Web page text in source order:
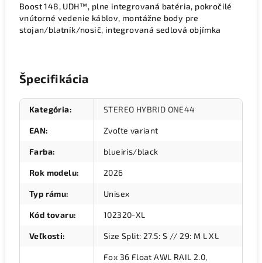
Boost 148, UDH™, plne integrovaná batéria, pokročilé
vnútorné vedenie káblov, montážne body pre
stojan/blatník/nosič, integrovaná sedlová objímka
Špecifikácia
Kategória: STEREO HYBRID ONE44
EAN: Zvoľte variant
Farba: blueiris/black
Rok modelu: 2026
Typ rámu: Unisex
Kód tovaru: 102320-XL
Veľkosti: Size Split: 27.5: S // 29: M L XL
Fox 36 Float AWL RAIL 2.0,